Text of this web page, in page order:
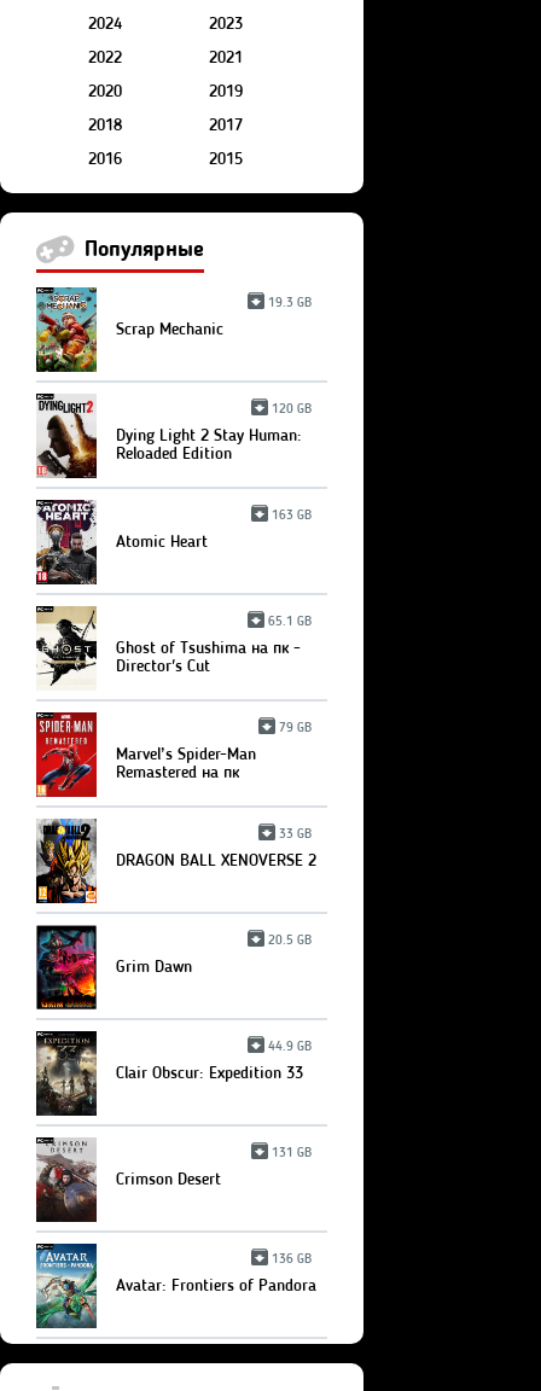
2024
2023
2022
2021
2020
2019
2018
2017
2016
2015
Популярные
19.3 GB
Scrap Mechanic
120 GB
Dying Light 2 Stay Human:
Reloaded Edition
163 GB
Atomic Heart
65.1 GB
Ghost of Tsushima на пк -
Director's Cut
79 GB
Marvel’s Spider-Man
Remastered на пк
33 GB
DRAGON BALL XENOVERSE 2
20.5 GB
Grim Dawn
44.9 GB
Clair Obscur: Expedition 33
131 GB
Crimson Desert
136 GB
Avatar: Frontiers of Pandora